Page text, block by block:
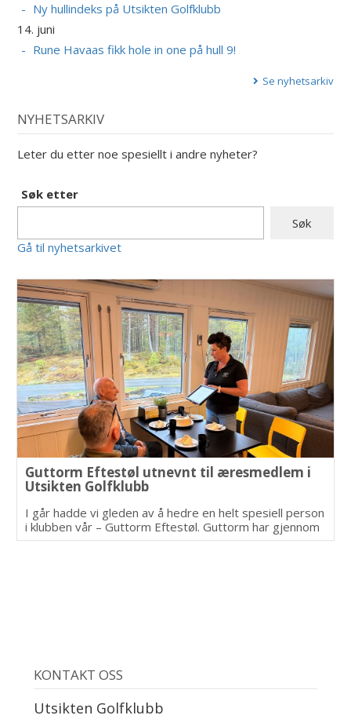
Ny hullindeks på Utsikten Golfklubb
14. juni
Rune Havaas fikk hole in one på hull 9!
Se nyhetsarkiv
NYHETSARKIV
Leter du etter noe spesiellt i andre nyheter?
Søk etter
Gå til nyhetsarkivet
Guttorm Eftestøl utnevnt til æresmedlem i
Utsikten Golfklubb
I går hadde vi gleden av å hedre en helt spesiell person
i klubben vår – Guttorm Eftestøl. Guttorm har gjennom
mange år vært en uvurderlig del av Utsikten Golfklubb.
KONTAKT OSS
Utsikten Golfklubb